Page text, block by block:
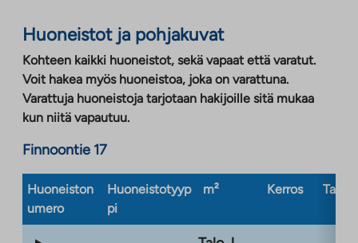
Huoneistot ja pohjakuvat
Kohteen kaikki huoneistot, sekä vapaat että varatut.
Voit hakea myös huoneistoa, joka on varattuna.
Varattuja huoneistoja tarjotaan hakijoille sitä mukaa
kun niitä vapautuu.
Finnoontie 17
Huoneiston
umero
Huoneistotyyp
pi
m² Kerros